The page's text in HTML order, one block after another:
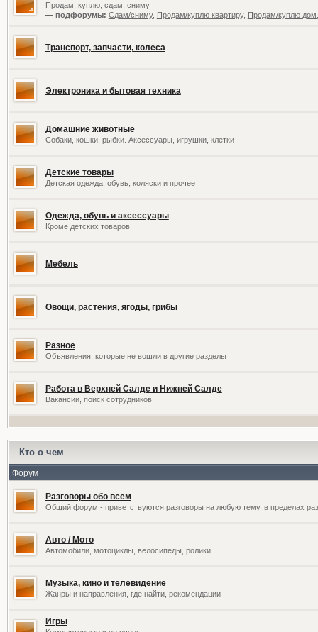
Продам, куплю, сдам, сниму
— подфорумы: Сдам/сниму, Продам/куплю квартиру, Продам/куплю
Транспорт, запчасти, колеса
Электроника и бытовая техника
Домашние животные
Собаки, кошки, рыбки. Аксессуары, игрушки, клетки
Детские товары
Детская одежда, обувь, коляски и прочее
Одежда, обувь и аксессуары
Кроме детских товаров
Мебель
Овощи, растения, ягоды, грибы
Разное
Объявления, которые не вошли в другие разделы
Работа в Верхней Салде и Нижней Салде
Вакансии, поиск сотрудников
Кто о чем
Форум
Разговоры обо всем
Общий форум - приветствуются разговоры на любую тему, в пределах
Авто / Мото
Автомобили, мотоциклы, велосипеды, ролики
Музыка, кино и телевидение
Жанры и направления, где найти, рекомендации
Игры